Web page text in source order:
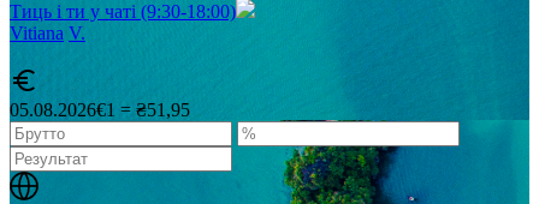
Тиць і ти у чаті (9:30-18:00)
Vitiana V.
05.08.2026€1 = ₴51,95